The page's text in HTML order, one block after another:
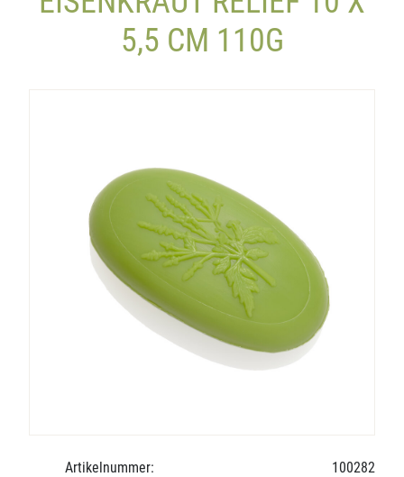
5,5 CM 110G
Artikelnummer: 100282